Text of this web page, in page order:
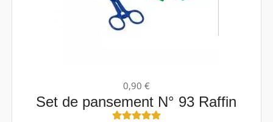
0,90 €
Set de pansement N° 93 Raffin